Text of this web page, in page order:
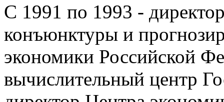
С 1991 по 1993 -
конъюнктуры и
экономики Российской
вычислительный центр